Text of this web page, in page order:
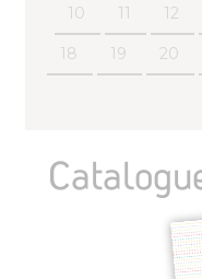
10 11 12
18 19 20